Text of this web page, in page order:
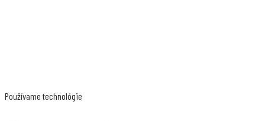
Používame technológie